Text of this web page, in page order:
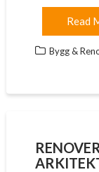
Read
Bygg &